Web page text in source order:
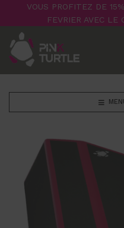
VOUS PROFITEZ DE
FEVRIER AVEC LE